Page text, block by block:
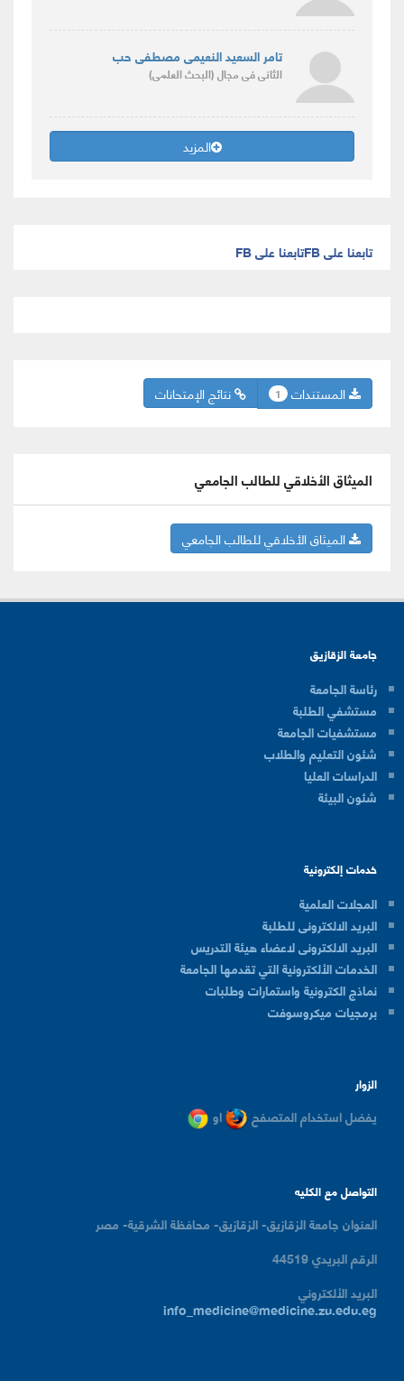
تامر السعيد النعيمى مصطفى حب
الثانىفى مجال(البحث العلمى)
المزيد
تابعنا على FB تابعنا على FB
نتائج الإمتحانات المستندات 1
الميثاق الأخلاقي للطالب الجامعي
الميثاق الأخلاقي للطالب الجامعي
جامعة الزقازيق
رئاسة الجامعة
مستشفي الطلبة
مستشفيات الجامعة
شئون التعليم والطلاب
الدراسات العليا
شئون البيئة
خدمات إلكترونية
المجلات العلمية
البريد الالكترونى للطلبة
البريد الالكترونى لاعضاء هيئة التدريس
الخدمات الألكترونية التي تقدمها الجامعة
نماذج الكترونية واستمارات وطلبات
برمجيات ميكروسوفت
الزوار
يفضل استخدام المتصفح او
التواصل مع الكليه
العنوان جامعة الزقازيق- الزقازيق- محافظة الشرقية- مصر
الرقم البريدي44519
البريد الألكتروني
info_medicine@medicine.zu.edu.eg